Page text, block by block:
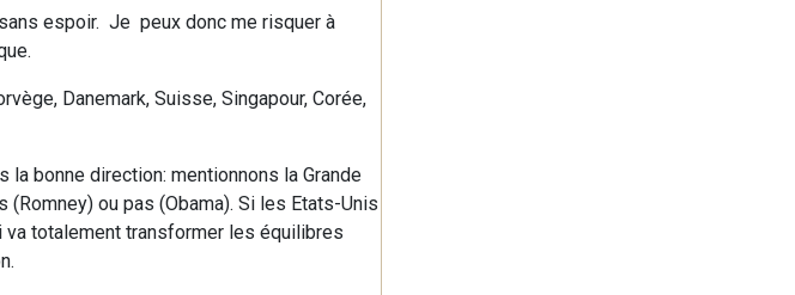
espoir. Je peux donc me risquer à
Danemark, Suisse, Singapour, Corée,
bonne direction: mentionnons la Grande
ou pas (Obama). Si les Etats-Unis
va totalement transformer les équilibres